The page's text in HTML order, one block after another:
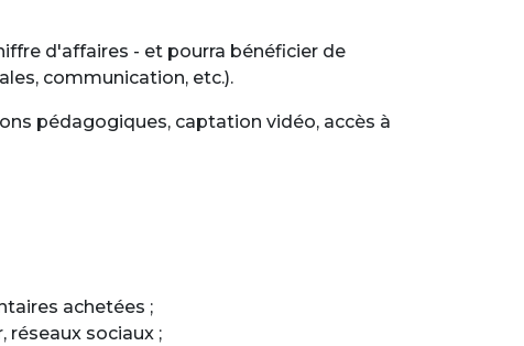
d'affaires - et pourra bénéficier de
communication, etc.).
pédagogiques, captation vidéo, accès à
achetées ;
sociaux ;